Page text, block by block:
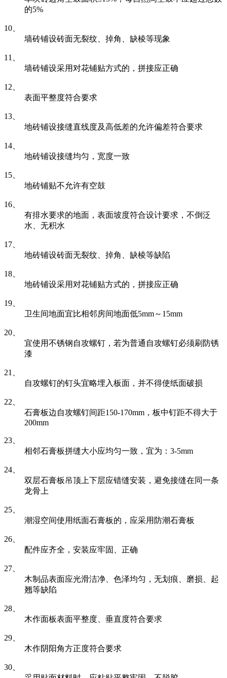
的5%
10、
墙砖铺设砖面无裂纹、掉角、缺棱等现象
11、
墙砖铺设采用对花铺贴方式的，拼接应正确
12、
表面平整度符合要求
13、
地砖铺设接缝直线度及高低差的允许偏差符合要求
14、
地砖铺设接缝均匀，宽度一致
15、
地砖铺贴不允许有空鼓
16、
有排水要求的地面，表面坡度符合设计要求，不倒泛
水、无积水
17、
地砖铺设砖面无裂纹、掉角、缺棱等缺陷
18、
地砖铺设采用对花铺贴方式的，拼接应正确
19、
卫生间地面宜比相邻房间地面低5mm～15mm
20、
宜使用不锈钢自攻螺钉，若为普通自攻螺钉必须刷防锈
漆
21、
自攻螺钉的钉头宜略埋入板面，并不得使纸面破损
22、
石膏板边自攻螺钉间距150-170mm，板中钉距不得大于
200mm
23、
相邻石膏板拼缝大小应均匀一致，宜为：3-5mm
24、
双层石膏板吊顶上下层应错缝安装，避免接缝在同一条
龙骨上
25、
潮湿空间使用纸面石膏板的，应采用防潮石膏板
26、
配件应齐全，安装应牢固、正确
27、
木制品表面应光滑洁净、色泽均匀，无划痕、磨损、起
翘等缺陷
28、
木作面板表面平整度、垂直度符合要求
29、
木作阴阳角方正度符合要求
30、